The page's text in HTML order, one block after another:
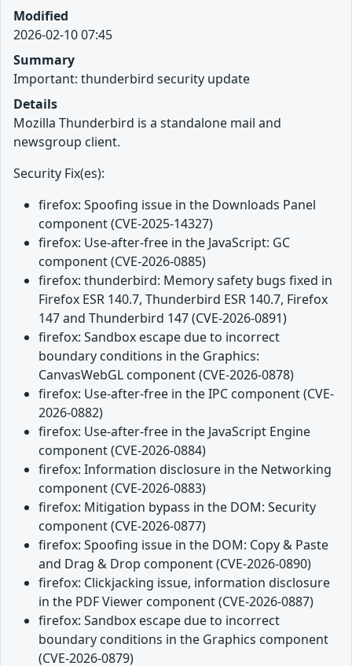
Modified
2026-02-10 07:45
Summary
Important: thunderbird security update
Details
Mozilla Thunderbird is a standalone mail and
newsgroup client.
Security Fix(es):
firefox: Spoofing issue in the Downloads Panel
component (CVE-2025-14327)
firefox: Use-after-free in the JavaScript: GC
component (CVE-2026-0885)
firefox: thunderbird: Memory safety bugs fixed in
Firefox ESR 140.7, Thunderbird ESR 140.7, Firefox
147 and Thunderbird 147 (CVE-2026-0891)
firefox: Sandbox escape due to incorrect
boundary conditions in the Graphics:
CanvasWebGL component (CVE-2026-0878)
firefox: Use-after-free in the IPC component (CVE-
2026-0882)
firefox: Use-after-free in the JavaScript Engine
component (CVE-2026-0884)
firefox: Information disclosure in the Networking
component (CVE-2026-0883)
firefox: Mitigation bypass in the DOM: Security
component (CVE-2026-0877)
firefox: Spoofing issue in the DOM: Copy & Paste
and Drag & Drop component (CVE-2026-0890)
firefox: Clickjacking issue, information disclosure
in the PDF Viewer component (CVE-2026-0887)
firefox: Sandbox escape due to incorrect
boundary conditions in the Graphics component
(CVE-2026-0879)